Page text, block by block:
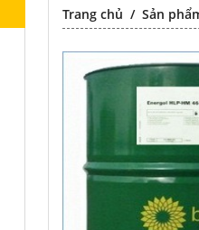
Trang chủ /Sản
Falcon S-101A Dầu
chất lượng cao – High
Anti-rust Agent